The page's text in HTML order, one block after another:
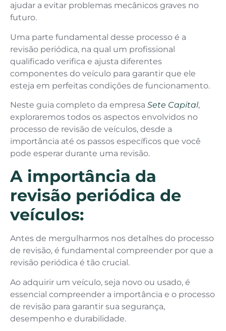
ajudar a evitar problemas mecânicos graves no
futuro.
Uma parte fundamental desse processo é a
revisão periódica, na qual um profissional
qualificado verifica e ajusta diferentes
componentes do veículo para garantir que ele
esteja em perfeitas condições de funcionamento.
Neste guia completo da empresa Sete Capital,
exploraremos todos os aspectos envolvidos no
processo de revisão de veículos, desde a
importância até os passos específicos que você
pode esperar durante uma revisão.
A importância da
revisão periódica de
veículos:
Antes de mergulharmos nos detalhes do processo
de revisão, é fundamental compreender por que a
revisão periódica é tão crucial.
Ao adquirir um veículo, seja novo ou usado, é
essencial compreender a importância e o processo
de revisão para garantir sua segurança,
desempenho e durabilidade.